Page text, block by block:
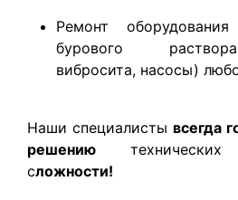
Ремонт
бурового
вибросита, насосы)
Наши специалисты всегда
решению
сложности!